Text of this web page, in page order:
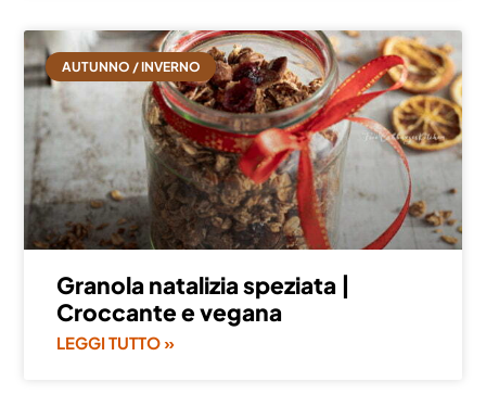
AUTUNNO / INVERNO
Granola natalizia speziata |
Croccante e vegana
LEGGI TUTTO »